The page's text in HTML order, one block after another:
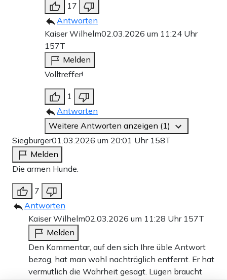
17
Antworten
Kaiser Wilhelm02.03.2026 um 11:24 Uhr
157T
Melden
Volltreffer!
1
Antworten
Weitere Antworten anzeigen (1)
Siegburger01.03.2026 um 20:01 Uhr 158T
Melden
Die armen Hunde.
7
Antworten
Kaiser Wilhelm02.03.2026 um 11:28 Uhr 157T
Melden
Den Kommentar, auf den sich Ihre üble Antwort
bezog, hat man wohl nachträglich entfernt. Er hat
vermutlich die Wahrheit gesagt. Lügen braucht